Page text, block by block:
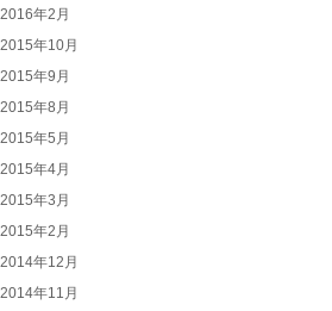
2016年2月
2015年10月
2015年9月
2015年8月
2015年5月
2015年4月
2015年3月
2015年2月
2014年12月
2014年11月